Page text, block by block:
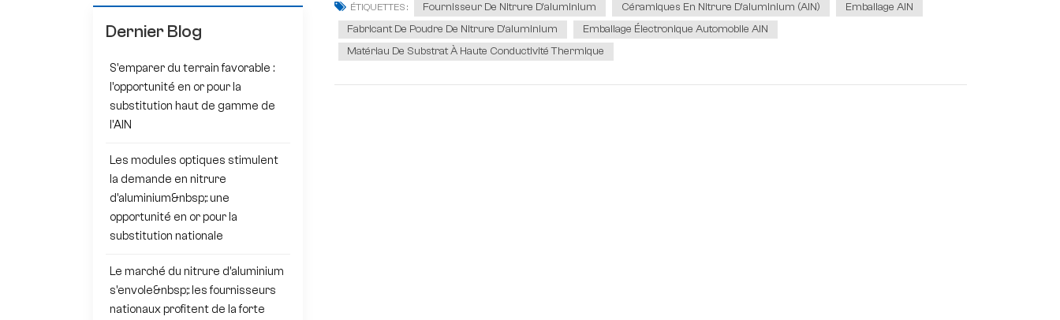
ÉTIQUETTES : Fournisseur De Nitrure D'aluminium Céramiques En Nitrure D'aluminium (AlN)
Emballage AlN
Fabricant De Poudre De Nitrure D'aluminium
Emballage Électronique Automobile AlN
Matériau De Substrat À Haute Conductivité Thermique
Dernier Blog
S'emparer du terrain favorable :
l'opportunité en or pour la
substitution haut de gamme de
l'AlN
Les modules optiques stimulent
la demande en nitrure
d'aluminium&nbsp;: une
opportunité en or pour la
substitution nationale
Le marché du nitrure d'aluminium
s'envole&nbsp;: les fournisseurs
nationaux profitent de la forte